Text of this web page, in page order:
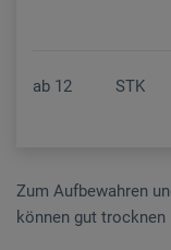
ab 12 STK
Zum Aufbewahren
können gut trocknen